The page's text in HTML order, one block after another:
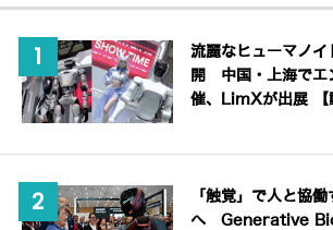
流麗なヒューマノ
開 中国・上海でエ
催、LimXが出展 【
「触覚」で人と協
へ Generative